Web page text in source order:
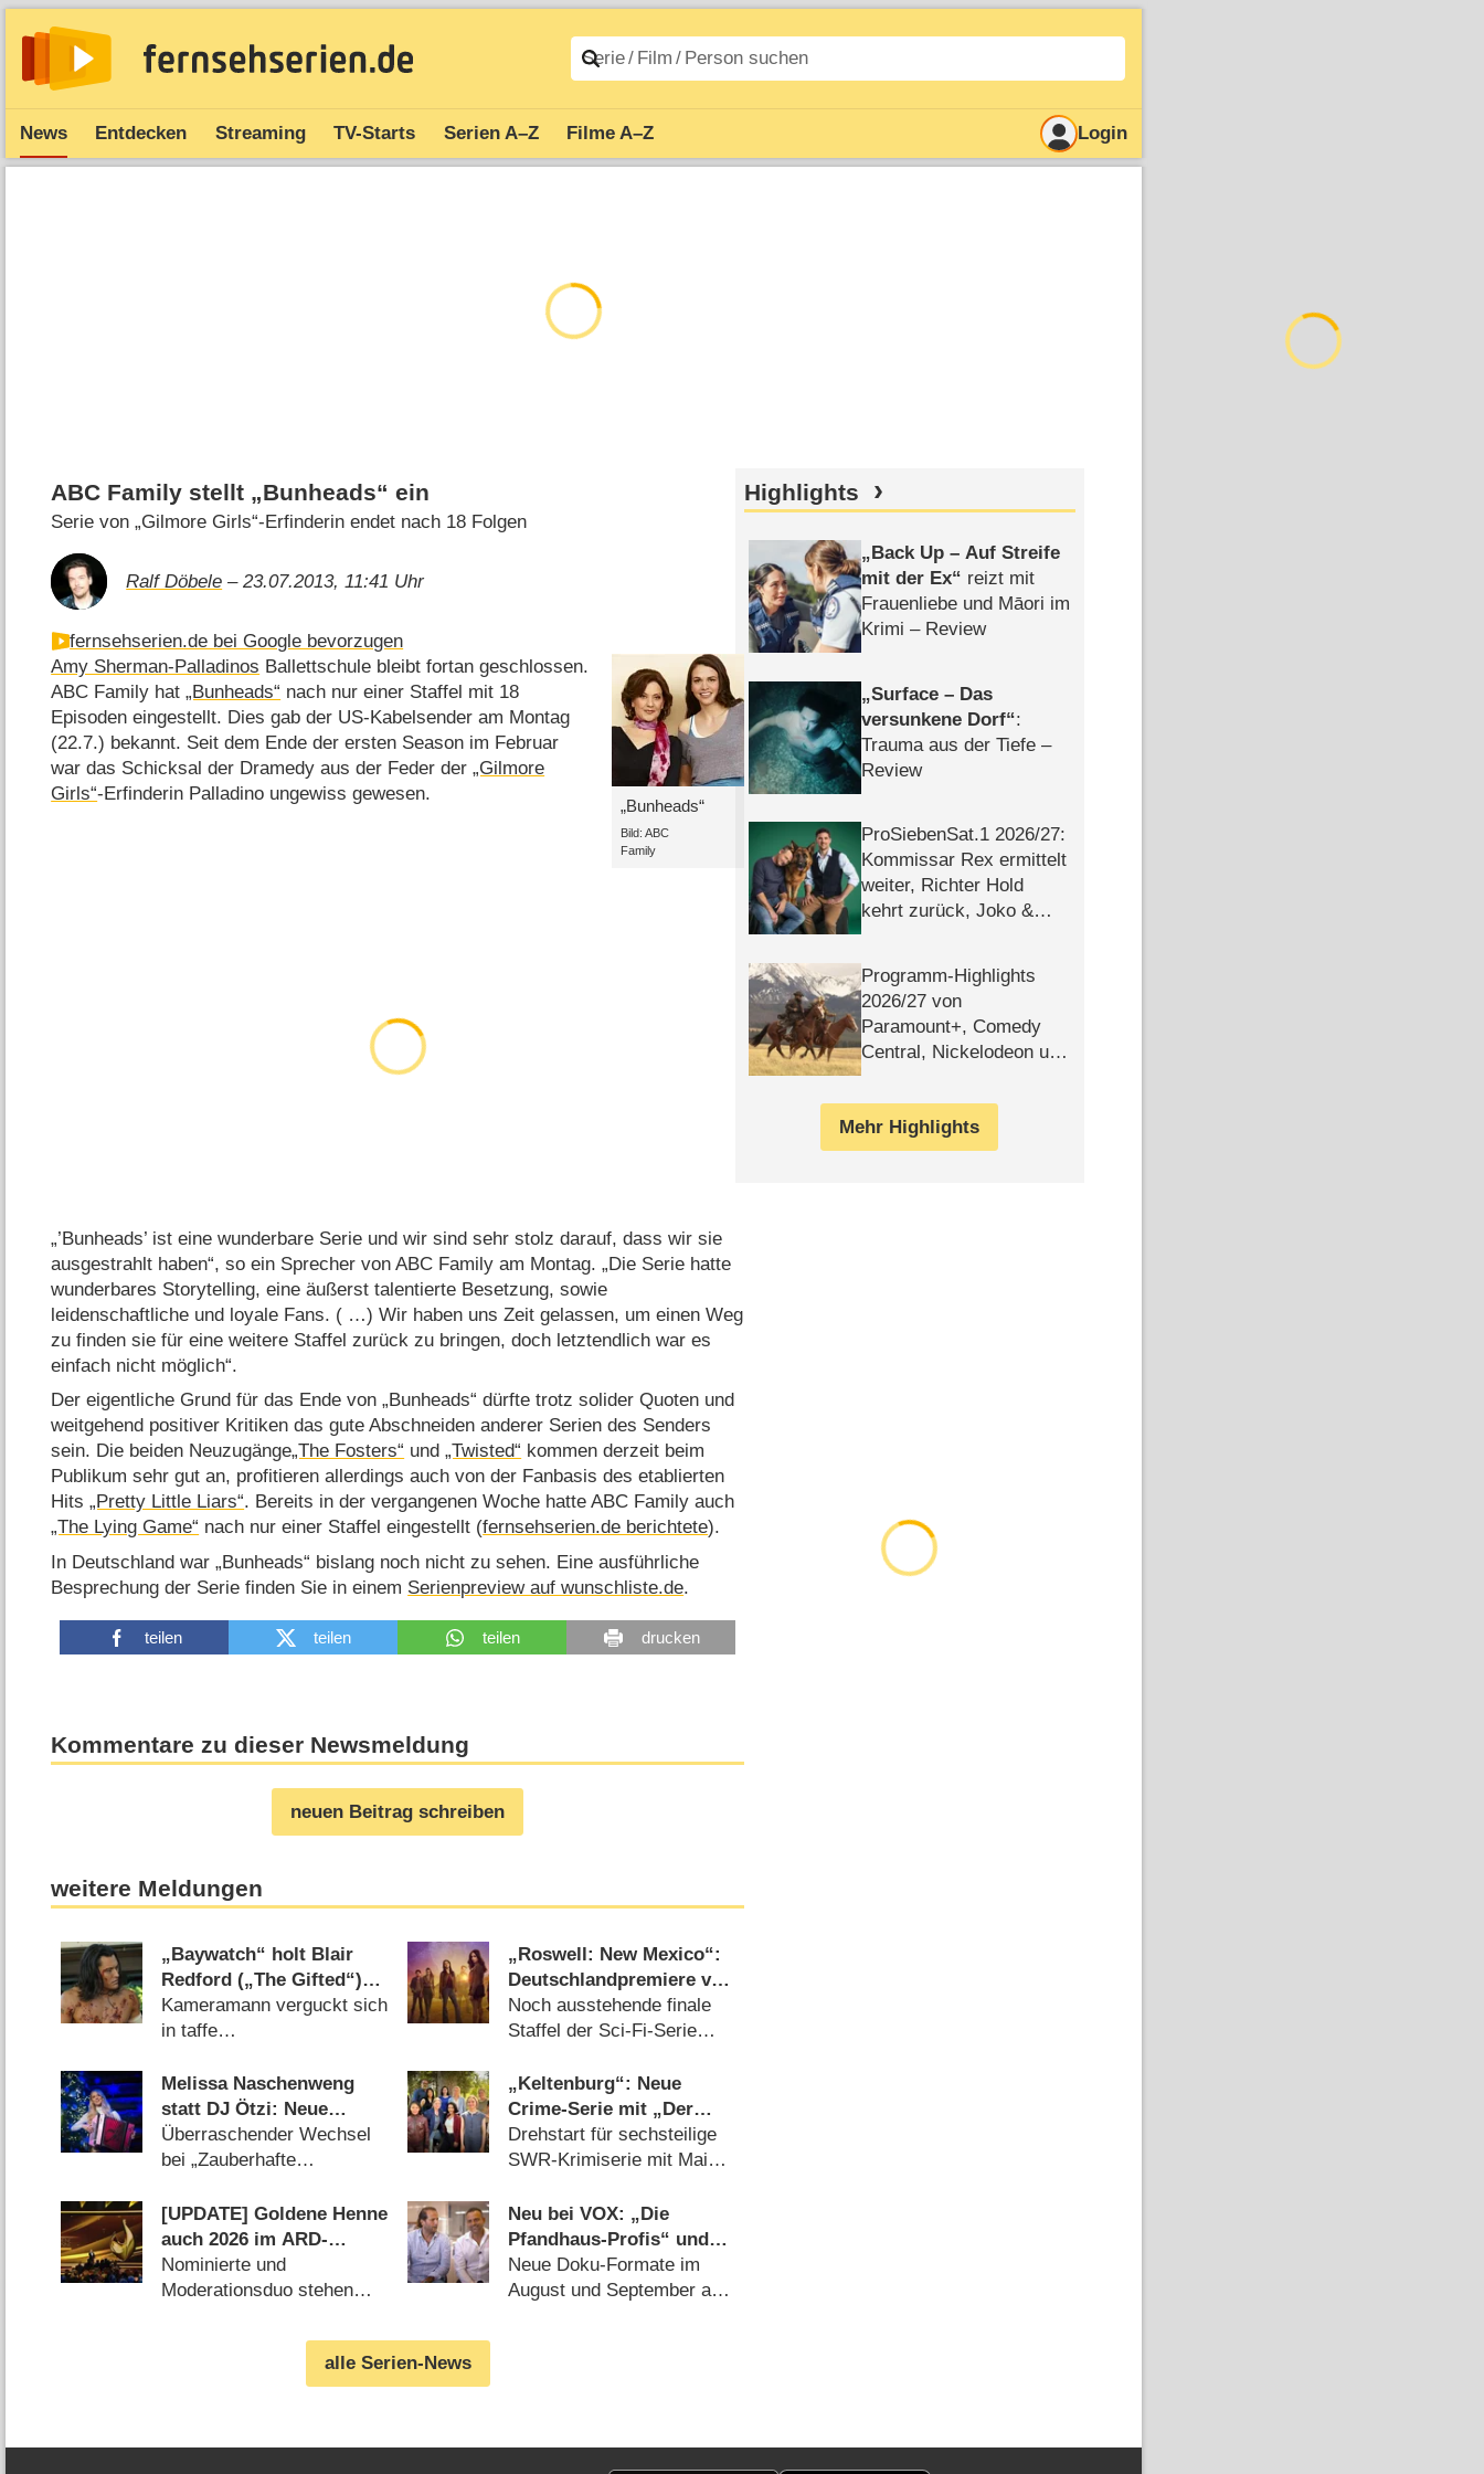
News Entdecken Streaming TV-Starts Serien A–Z Filme A–Z Login
ABC Family stellt „Bunheads“ ein
Serie von „Gilmore Girls“-Erfinderin endet nach 18 Folgen
Ralf Döbele – 23.07.2013, 11:41 Uhr
fernsehserien.de bei Google bevorzugen
„Bunheads“
Bild: ABC
Family
Amy Sherman-Palladinos Ballettschule bleibt fortan geschlossen.
ABC Family hat„Bunheads“ nach nur einer Staffel mit 18
Episoden eingestellt. Dies gab der US-Kabelsender am Montag
(22.7.) bekannt. Seit dem Ende der ersten Season im Februar
war das Schicksal der Dramedy aus der Feder der„Gilmore
Girls“-Erfinderin Palladino ungewiss gewesen.
„’Bunheads’ ist eine wunderbare Serie und wir sind sehr stolz darauf, dass wir sie
ausgestrahlt haben“, so ein Sprecher von ABC Family am Montag. „Die Serie hatte
wunderbares Storytelling, eine äußerst talentierte Besetzung, sowie
leidenschaftliche und loyale Fans. ( …) Wir haben uns Zeit gelassen, um einen Weg
zu finden sie für eine weitere Staffel zurück zu bringen, doch letztendlich war es
einfach nicht möglich“.
Der eigentliche Grund für das Ende von „Bunheads“ dürfte trotz solider Quoten und
weitgehend positiver Kritiken das gute Abschneiden anderer Serien des Senders
sein. Die beiden Neuzugänge„The Fosters“ und„Twisted“ kommen derzeit beim
Publikum sehr gut an, profitieren allerdings auch von der Fanbasis des etablierten
Hits„Pretty Little Liars“. Bereits in der vergangenen Woche hatte ABC Family auch
„The Lying Game“ nach nur einer Staffel eingestellt (fernsehserien.de berichtete).
In Deutschland war „Bunheads“ bislang noch nicht zu sehen. Eine ausführliche
Besprechung der Serie finden Sie in einem Serienpreview auf wunschliste.de.
teilen teilen teilen drucken
Kommentare zu dieser Newsmeldung
neuen Beitrag schreiben
weitere Meldungen
„Baywatch“ holt Blair
Redford („The Gifted“)
an Bord
Kameramann verguckt sich
in taffe
(10.07.2026)
„Roswell: New Mexico“:
Deutschlandpremiere von
Staffel 4 wird tief in der
Nacht versteckt
Noch ausstehende finale
Staffel der Sci-Fi-Serie
(05.08.2026)
Melissa Naschenweng
statt DJ Ötzi: Neue
Moderatorin für
Weihnachtsshow von
Überraschender Wechsel
bei „Zauberhafte
‚Stillen Nacht‘“
(05.08.2026)
„Keltenburg“: Neue
Crime-Serie mit „Der
Pass“-Star Julia Jentsch
in Arbeit
Drehstart für sechsteilige
SWR-Krimiserie mit Mai
Freundschaft“)
(05.08.2026)
[UPDATE] Goldene Henne
auch 2026 im ARD-
Hauptprogramm
Nominierte und
Moderationsduo stehen
Neu bei VOX: „Die
Pfandhaus-Profis“ und
„Auswanderer sucht
Liebe“
Neue Doku-Formate im
August und September am
alle Serien-News
Highlights
Back Up – Auf Streife
mit der Ex
reizt mit
Frauenliebe und Māori im
Krimi – Review
Surface – Das
versunkene Dorf :
Trauma aus der Tiefe –
Review
ProSiebenSat.1 2026/​27:
Kommissar Rex ermittelt
weiter, Richter Hold
kehrt zurück, Joko &
Programm-Highlights
2026/​27 von
Paramount+, Comedy
Central, Nickelodeon und
Mehr Highlights